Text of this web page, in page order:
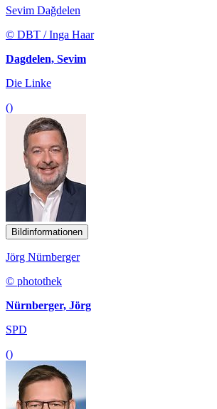
Sevim Dağdelen
© DBT / Inga Haar
Dagdelen, Sevim
Die Linke
()
Bildinformationen
Jörg Nürnberger
© photothek
Nürnberger, Jörg
SPD
()